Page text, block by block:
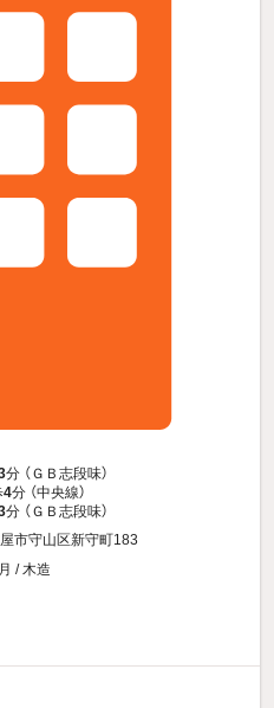
分 （ＧＢ志段味）
4分 （中央線）
分 （ＧＢ志段味）
市守山区新守町183
/ 木造